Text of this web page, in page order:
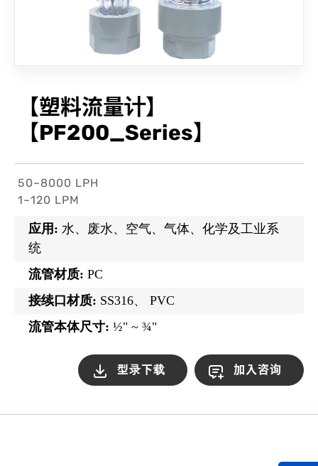
【塑料流量计】
【PF200_Series】
50~8000 LPH
1~120 LPM
应用:水、废水、空气、气体、化学及工业系
统
流管材质:PC
接续口材质: SS316、 PVC
流管本体尺寸:½" ~ ¾"
型录下载 加入咨询